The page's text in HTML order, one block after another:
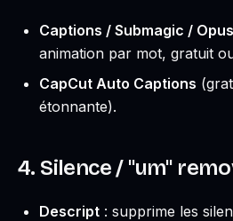
Captions / Submagic /
animation par mot, gratuit
CapCut Auto Captions
étonnante).
4. Silence / "um"
Descript : supprime les